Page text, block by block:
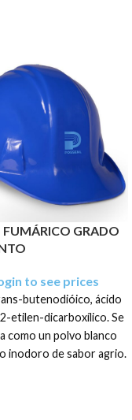
FUMÁRICO GRADO
to see prices
butenodióico, ácido
etilen-dicarboxílico. Se
como un polvo blanco
inodoro de sabor agrio.